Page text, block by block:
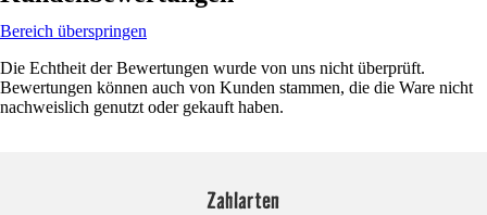
Bereich überspringen
Die Echtheit der Bewertungen wurde von uns nicht überprüft.
Bewertungen können auch von Kunden stammen, die die Ware nicht
nachweislich genutzt oder gekauft haben.
Zahlarten